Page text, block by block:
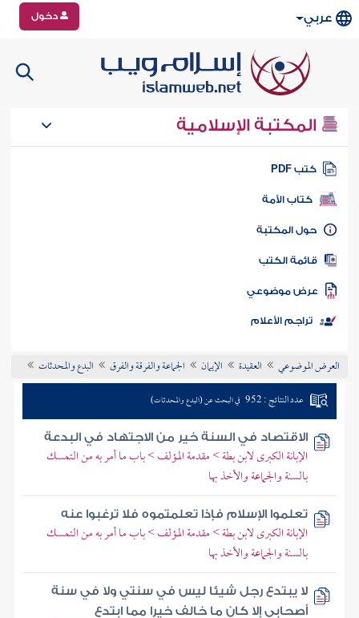
عربي دخول
المكتبة الإسلامية
كتب PDF
كتاب الأمة
المكتبة
الكتب
موضوعي
تراجم الأعلام
العرض الموضوعي العقيدة الإيمان الجماعة والفرقة والفرق البدع والمحدثات
عدد النتائج : 952 في البحث عن (البدع والمحدثات)
الاقتصاد في السنة خير من الاجتهاد في البدعة
الإبانة الكبرى لابن بطة > مقدمة المؤلف > باب ما أمر به من التمسك
بالسنة والجماعة والأخذ بها
تعلموا الإسلام فإذا تعلمتموه فلا ترغبوا عنه
الإبانة الكبرى لابن بطة > مقدمة المؤلف > باب ما أمر به من التمسك
بالسنة والجماعة والأخذ بها
لا يبتدع رجل شيئا ليس في سنتي ولا في سنة
أصحابي إلا كان ما خالف خيرا مما ابتدع